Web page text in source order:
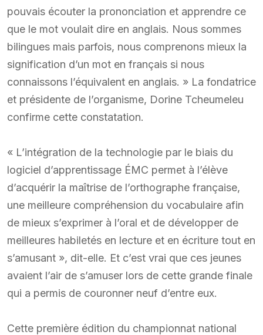
pouvais écouter la prononciation et apprendre ce
que le mot voulait dire en anglais. Nous sommes
bilingues mais parfois, nous comprenons mieux la
signification d’un mot en français si nous
connaissons l’équivalent en anglais. » La fondatrice
et présidente de l’organisme, Dorine Tcheumeleu
confirme cette constatation.
« L’intégration de la technologie par le biais du
logiciel d’apprentissage ÉMC permet à l’élève
d’acquérir la maîtrise de l’orthographe française,
une meilleure compréhension du vocabulaire afin
de mieux s’exprimer à l’oral et de développer de
meilleures habiletés en lecture et en écriture tout en
s’amusant », dit-elle. Et c’est vrai que ces jeunes
avaient l’air de s’amuser lors de cette grande finale
qui a permis de couronner neuf d’entre eux.
Cette première édition du championnat national